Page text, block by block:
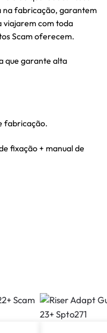
na fabricação, garantem
viajarem com toda
Scam oferecem.
que garante alta
fabricação.
fixação + manual de